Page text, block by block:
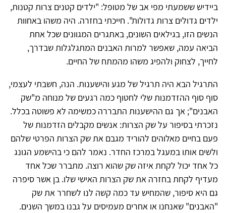
ביידיש ששמעתי מפי אב של מטופל: "ילדים קטנים צרות קטנות,
ילדים גדולים צרות גדולות". חייכתי בחזרה. היה משהו באחוות
הנשים הזו, בגילאים השונים, באתגרים המגוונים שכל אחת
הביאה עמה, שאפשר למרות האבנים המתגלגלות שבדרך,
לחייך, לצחוק ולהפיג משהו מהמתח של החיים.
התרגיל הבא היה תרגיל של מגע והישענות. הנה, חשבתי לעצמי,
סוף סוף ההזדמנות שלי לחטוף כמה רגעים של מנוחה מ"שק
האבנים"; אך גם ההישענות התבררה כמשימה לא פשוטה בכלל.
נזכרתי בסיפור על שק הצרות: אנשים מקבלים הזדמנות של
פעם בחיים מאלוהים להוריד מגבם את שק הצרות הפרטי שלהם
ולשים אותו במעגל במרכז החדר. נאמר להם כי בהישמע הגונג
כל אחד יכול לקחת איזה שק שהוא רוצה. מתברר שכל אחד
מעדיף לקחת בחזרה את שק הצרות האישי שלו. בן אשר סיפרה
גם היא סיפור, שהמחיש עד כמה קשה לנו לשחרר את שק
"האבנים" שאנחנו או אחרים מעמיסים על גבנו במשך השנים.